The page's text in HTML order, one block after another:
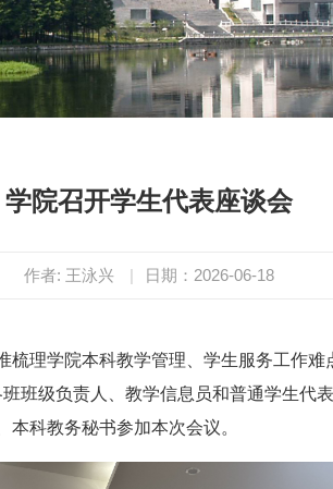
学院召开学生代表座谈会
作者: 王泳兴 | 日期：2026-06-18
梳理学院本科教学管理、学生服务工作
班级负责人、教学信息员和普通学生代
科教务秘书参加本次会议。